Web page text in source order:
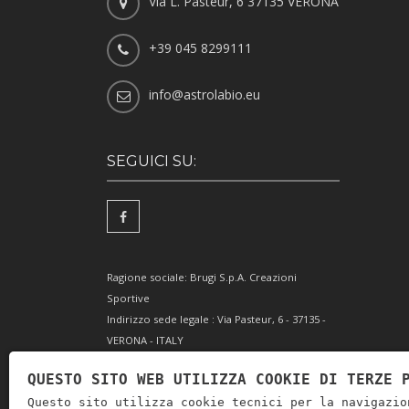
+39 045 8299111
info@astrolabio.eu
SEGUICI SU:
Ragione sociale: Brugi S.p.A. Creazioni
Sportive
Indirizzo sede legale : Via Pasteur, 6 - 37135 -
VERONA - ITALY
Codice Fiscale e Iscrizione Reg. Impr. Verona
0051416 024 1
QUESTO SITO WEB UTILIZZA COOKIE DI TERZE
Questo sito utilizza cookie tecnici per la